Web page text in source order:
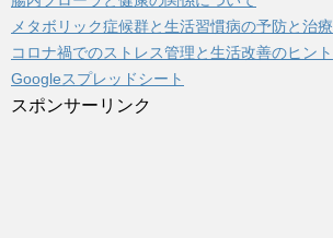
メタボリック症候群と生活習慣病の予防と治療
コロナ禍でのストレス管理と生活改善のヒント
Googleスプレッドシート
スポンサーリンク